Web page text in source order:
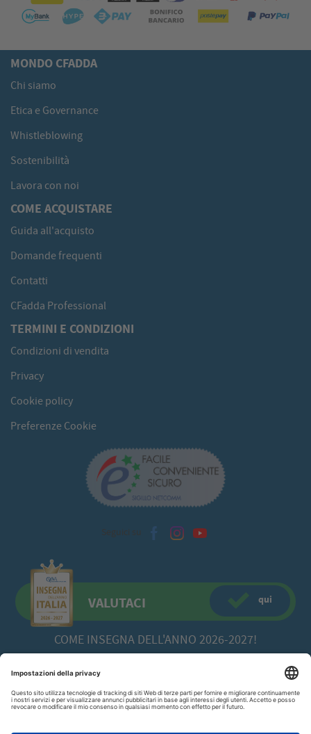
MONDO CFADDA
Chi siamo
Etica e Governance
Whistleblowing
Sostenibilità
Lavora con noi
COME ACQUISTARE
Guida all'acquisto
Domande frequenti
Contatti
CFadda Professional
TERMINI E CONDIZIONI
Condizioni di vendita
Privacy
Cookie policy
Preferenze Cookie
Seguici su
VALUTACI
COME INSEGNA DELL'ANNO 2026-2027!
qui